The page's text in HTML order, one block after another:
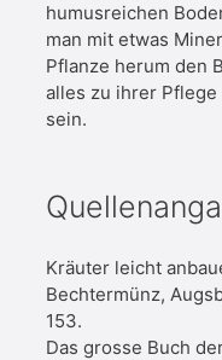
humusreichen
man mit etwas
Pflanze herum den
alles zu ihrer
sein.
Kräuter leicht
Bechtermünz,
153.
Das grosse Buch